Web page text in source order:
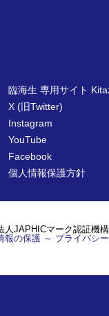
臨海生 専用サイト
X (旧Twitter)
Instagram
YouTube
Facebook
個人情報保護方針
人JAPHICマーク認証機構
報の保護 ～ プライバシ